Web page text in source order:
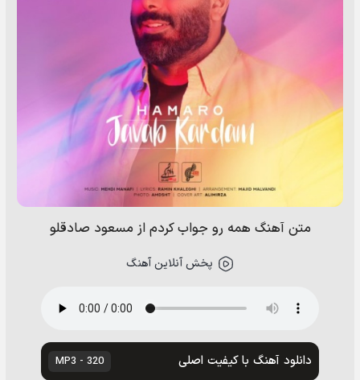
متن آهنگ همه رو جواب کردم از مسعود صادقلو
پخش آنلاین آهنگ
دانلود آهنگ با کیفیت اصلی 320 - MP3